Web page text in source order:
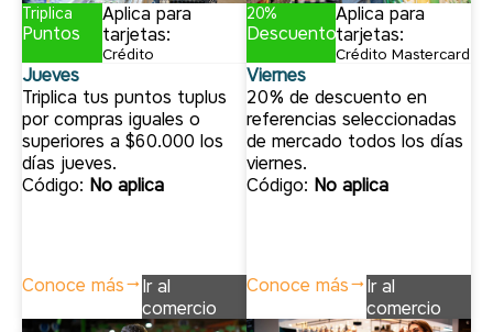
Triplica
Puntos
Aplica para
tarjetas:
Crédito
Jueves
Triplica tus puntos tuplus
por compras iguales o
superiores a $60.000 los
días jueves.
Código: No aplica
Conoce más
Ir al
comercio
20%
Descuento
Aplica para
tarjetas:
Crédito Mastercard
Viernes
20% de descuento en
referencias seleccionadas
de mercado todos los días
viernes.
Código: No aplica
Conoce más
Ir al
comercio